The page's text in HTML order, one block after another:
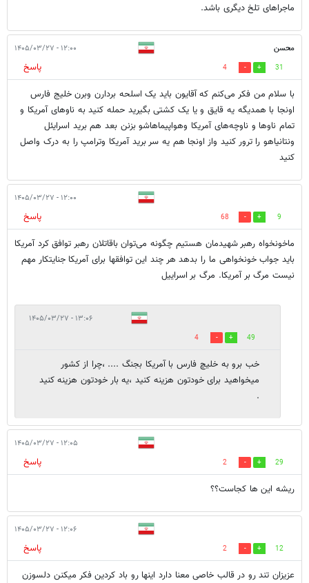
ماجراهای تلخ دیگری باشد.
محسن ۱۲:۰۰ - ۱۴۰۵/۰۳/۲۷
31
4
پاسخ
با سلام من فکر می‌کنم که آقایون باید یک اسلحه بردارن وبرن خلیج فارس
اونجا با همدیگه یه قایق و یا یک کشتی بگیرید حمله کنید به ناوهای آمریکا و
تمام ناوها و ناوچه‌های آمریکا وهواپیماهاشو بزنن بعد هم برید اسرایئل
ونتانیاهو را ترور کنید واز اونجا هم یه سر برید آمریکا وترامپ را به درک واصل
کنید
۱۲:۰۰ - ۱۴۰۵/۰۳/۲۷
9
68
پاسخ
ماخونخواه رهبر شهیدمان هستیم چگونه می‌توان باقاتلان رهبر توافق کرد آمریکا
باید جواب خونخواهی ما را بدهد هر چند این توافقها برای آمریکا جنایتکار مهم
نیست مرگ بر آمریکا. مرگ بر اسراییل
۱۳:۰۶ - ۱۴۰۵/۰۳/۲۷
49
4
خب برو به خلیچ فارس با آمریکا بجنگ .... ،چرا از کشور
میخواهید برای خودتون هزینه کنید ،یه بار خودتون هزینه کنید
.
۱۲:۰۵ - ۱۴۰۵/۰۳/۲۷
29
2
پاسخ
ریشه این ها کجاست؟؟
۱۲:۰۶ - ۱۴۰۵/۰۳/۲۷
12
2
پاسخ
عزیزان تند رو در قالب خاصی معنا دارد اینها رو باد کردین فکر میکنن دلسوزن